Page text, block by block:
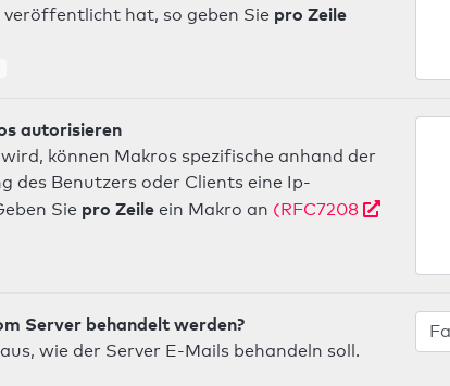
hat, so geben Sie pro Zeile
autorisieren
können Makros spezifische anhand der
des Benutzers oder Clients eine Ip-
Sie pro Zeile ein Makro an (RFC7208
Server behandelt werden?
wie der Server E-Mails behandeln soll.